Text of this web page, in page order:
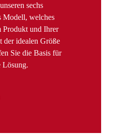
sechs
Modell, welches
Produkt und Ihrer
der idealen Größe
Sie die Basis für
Lösung.